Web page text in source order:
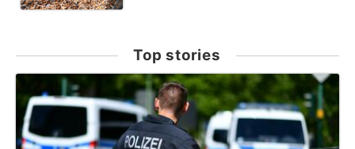
Top stories